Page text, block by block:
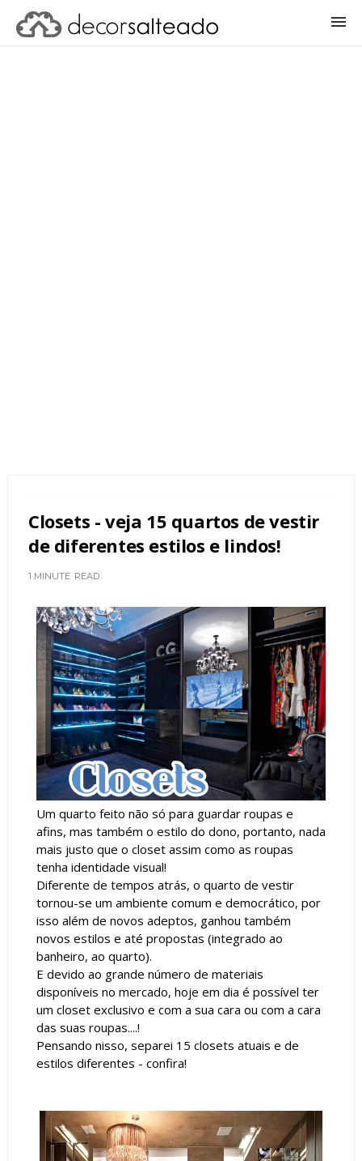
Closets - veja 15 quartos de vestir
de diferentes estilos e lindos!
1 MINUTE READ
Um quarto feito não só para guardar roupas e
afins, mas também o estilo do dono, portanto, nada
mais justo que o closet assim como as roupas
tenha identidade visual!
Diferente de tempos atrás, o quarto de vestir
tornou-se um ambiente comum e democrático, por
isso além de novos adeptos, ganhou também
novos estilos e até propostas (integrado ao
banheiro, ao quarto).
E devido ao grande número de materiais
disponíveis no mercado, hoje em dia é possível ter
um closet exclusivo e com a sua cara ou com a cara
das suas roupas....!
Pensando nisso, separei 15 closets atuais e de
estilos diferentes - confira!